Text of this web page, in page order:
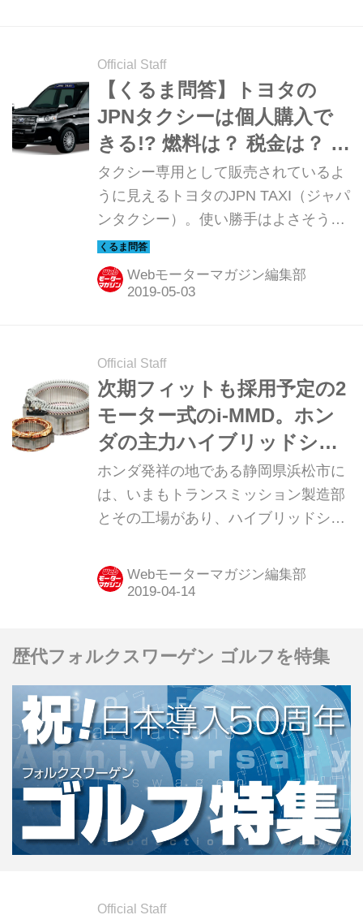
Official Staff
【くるま問答】トヨタの
JPNタクシーは個人購入で
きる!? 燃料は？ 税金は？ ラ
ンニングコストは？
タクシー専用として販売されているよ
うに見えるトヨタのJPN TAXI（ジャパ
ンタクシー）。使い勝手はよさそうな
ので、愛車にしたいと思う人もいるだ
ろう。実際にJPN TAXIを個人が自家用
車として購入できるのだろうか。
Webモーターマガジン編集部
Official Staff
次期フィットも採用予定の2
モーター式のi-MMD。ホン
ダの主力ハイブリッドシス
テムの進化を知る
ホンダ発祥の地である静岡県浜松市に
は、いまもトランスミッション製造部
とその工場があり、ハイブリッドシス
る。今回この工場の見学会とワークシ
ョップが開催され、ホンダのこだわり
Webモーターマガジン編集部
歴代フォルクスワーゲン ゴルフを特集
Official Staff